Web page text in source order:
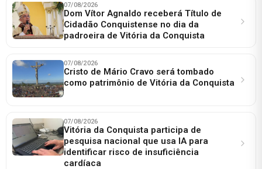
07/08/2026
Dom Vítor Agnaldo receberá Título de
Cidadão Conquistense no dia da
padroeira de Vitória da Conquista
07/08/2026
Cristo de Mário Cravo será tombado
como patrimônio de Vitória da Conquista
07/08/2026
Vitória da Conquista participa de
pesquisa nacional que usa IA para
identificar risco de insuficiência
cardíaca